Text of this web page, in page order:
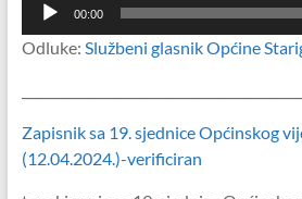
audiozapisa
00:00
Odluke: Službeni glasnik Općine
Zapisnik sa 19. sjednice Općinskog
(12.04.2024.)-verificiran